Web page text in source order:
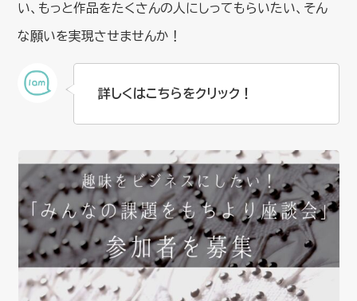
い、もっと作品をたくさんの人にしってもらいたい、そん
な願いを実現させませんか！
詳しくはこちらをクリック！